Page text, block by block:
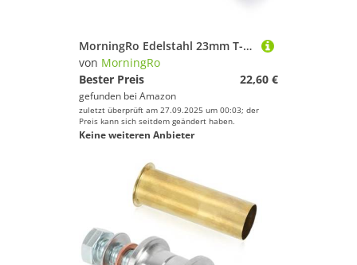
MorningRo Edelstahl 23mm T-Griff Stern Muster Schlüssel für Deckplatte und Deckfüllungen Tragbare Winden Schlüssel Vielseitiges Segelboot Werkzeug Rostbeständig Maritim Werkzeuge
von MorningRo
Bester Preis
22,60 €
gefunden bei Amazon
zuletzt überprüft am 27.09.2025 um 00:03; der
Preis kann sich seitdem geändert haben.
Keine weiteren Anbieter